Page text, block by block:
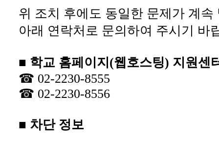
위 조치 후에도 동일한 문제가 계속
아래 연락처로 문의하여 주시기 바
■ 학교 홈페이지(웹호스팅) 지원센
☎ 02-2230-8555
☎ 02-2230-8556
■ 차단 정보